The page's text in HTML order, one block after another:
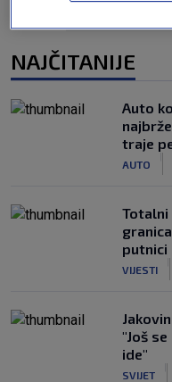
NAJČITANIJE
Auto
traje
AUTO
Totalni
putnici
VIJESTI
"Još
ide"
SVIJET